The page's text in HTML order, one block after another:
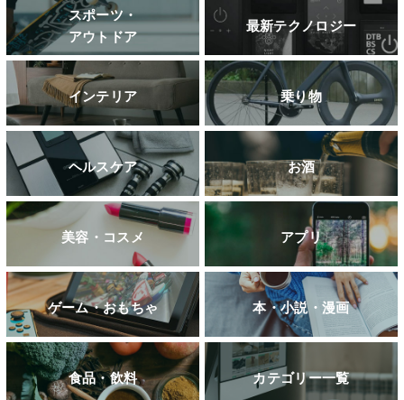
スポーツ・
アウトドア
最新テクノロジー
インテリア 乗り物
ヘルスケア お酒
美容・コスメ アプリ
ゲーム・おもちゃ 本・小説・漫画
食品・飲料 カテゴリー一覧